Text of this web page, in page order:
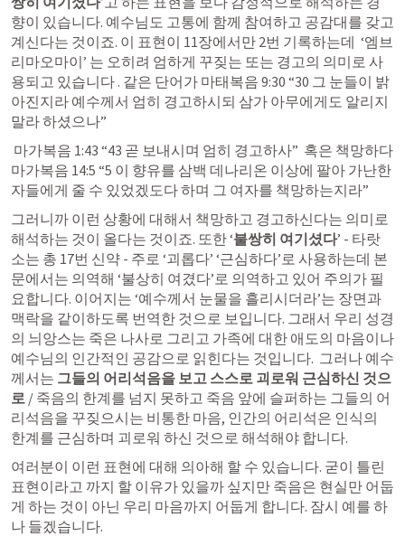
향이 있습니다. 예수님도 고통에 함께 참여하고 공감대를 갖고
계신다는 것이죠. 이 표현이 11장에서만 2번 기록하는데  ‘엠브
리마오마이’ 는 오히려 엄하게 꾸짖는 또는 경고의 의미로 사
용되고 있습니다 . 같은 단어가 마태복음 9:30 “30 그 눈들이 밝
아진지라 예수께서 엄히 경고하시되 삼가 아무에게도 알리지
말라 하셨으나”
마가복음 1:43
마가복음 14:5 “5 이 향유를 삼백 데나리온 이상에 팔아 가난한
자들에게 줄 수 있었겠도다 하며 그 여자를 책망하는지라”
그러니까 이런 상황에 대해서 책망하고 경고하신다는 의미로
해석하는 것이 올다는 것이죠. 또한 ‘불쌍히 여기셨다’ - 타랏
소는 총 17번 신약 - 주로 ‘괴롭다’ ‘근심하다’로 사용하는데 본
문에서는 의역해 ‘불상히 여겼다’로 의역하고 있어 주의가 필
요합니다. 이어지는 ‘예수께서 눈물을 흘리시더라’는 장면과
맥락을 같이하도록 번역한 것으로 보입니다. 그래서 우리 성경
의 늬앙스는 죽은 나사로 그리고 가족에 대한 애도의 마음이나
예수님의 인간적인 공감으로 읽힌다는 것입니다.  그러나 예수
께서는 그들의 어리석음을 보고 스스로 괴로워 근심하신 것으
로 / 죽음의 한계를 넘지 못하고 죽음 앞에 슬퍼하는 그들의 어
리석음을 꾸짖으시는 비통한 마음, 인간의 어리석은 인식의
한계를 근심하며 괴로워 하신 것으로 해석해야 합니다.
여러분이 이런 표현에 대해 의아해 할 수 있습니다. 굳이 틀린
표현이라고 까지 할 이유가 있을까 싶지만 죽음은 현실만 어둡
게 하는 것이 아닌 우리 마음까지 어둡게 합니다. 잠시 예를 하
나 들겠습니다.